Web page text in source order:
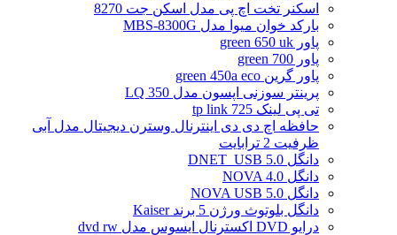
اسکنر تخت اچ پی مدل اسکن جت 8270
بارکد خوان میوا مدل MBS-8300G
پاور green 650 uk
پاور green 700
پاور گرین green 450a eco
پرینتر سوزنی اپسون مدل LQ 350
تی پی لینک tp link 725
حافظه اچ دی دی اینترنال وسترن دیجیتال مدل آبی
ظرفیت 2 ترابایت
دانگل DNET_USB 5.0
دانگل NOVA 4.0
دانگل NOVA USB 5.0
دانگل بلوتوث ورژن 5 برند Kaiser
درایو DVD اکسترنال ایسوس مدل dvd rw